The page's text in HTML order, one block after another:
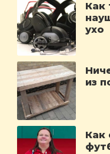
Как
ухо
из
Как